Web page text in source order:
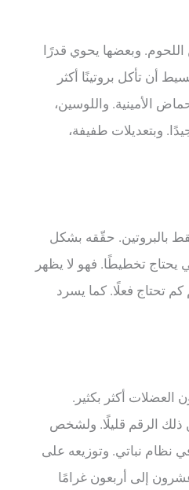
اللحوم. وبعضها يحوي قدرًا
أن تأكل بروتينًا أكثر
الأمينية. واللوسين،
وبتعديلات طفيفة،
بالبروتين. حقّقه بشكل
يحتاج تخطيطًا. فهو لا يظهر
تحتاج فعلًا. كما يسرد
العضلات أكثر بكثير.
ذلك الرقم قليلًا. ولشخص
الرقم مرهِقًا في نظام نباتي. وتوزيعه على
إلى أربعون غرامًا